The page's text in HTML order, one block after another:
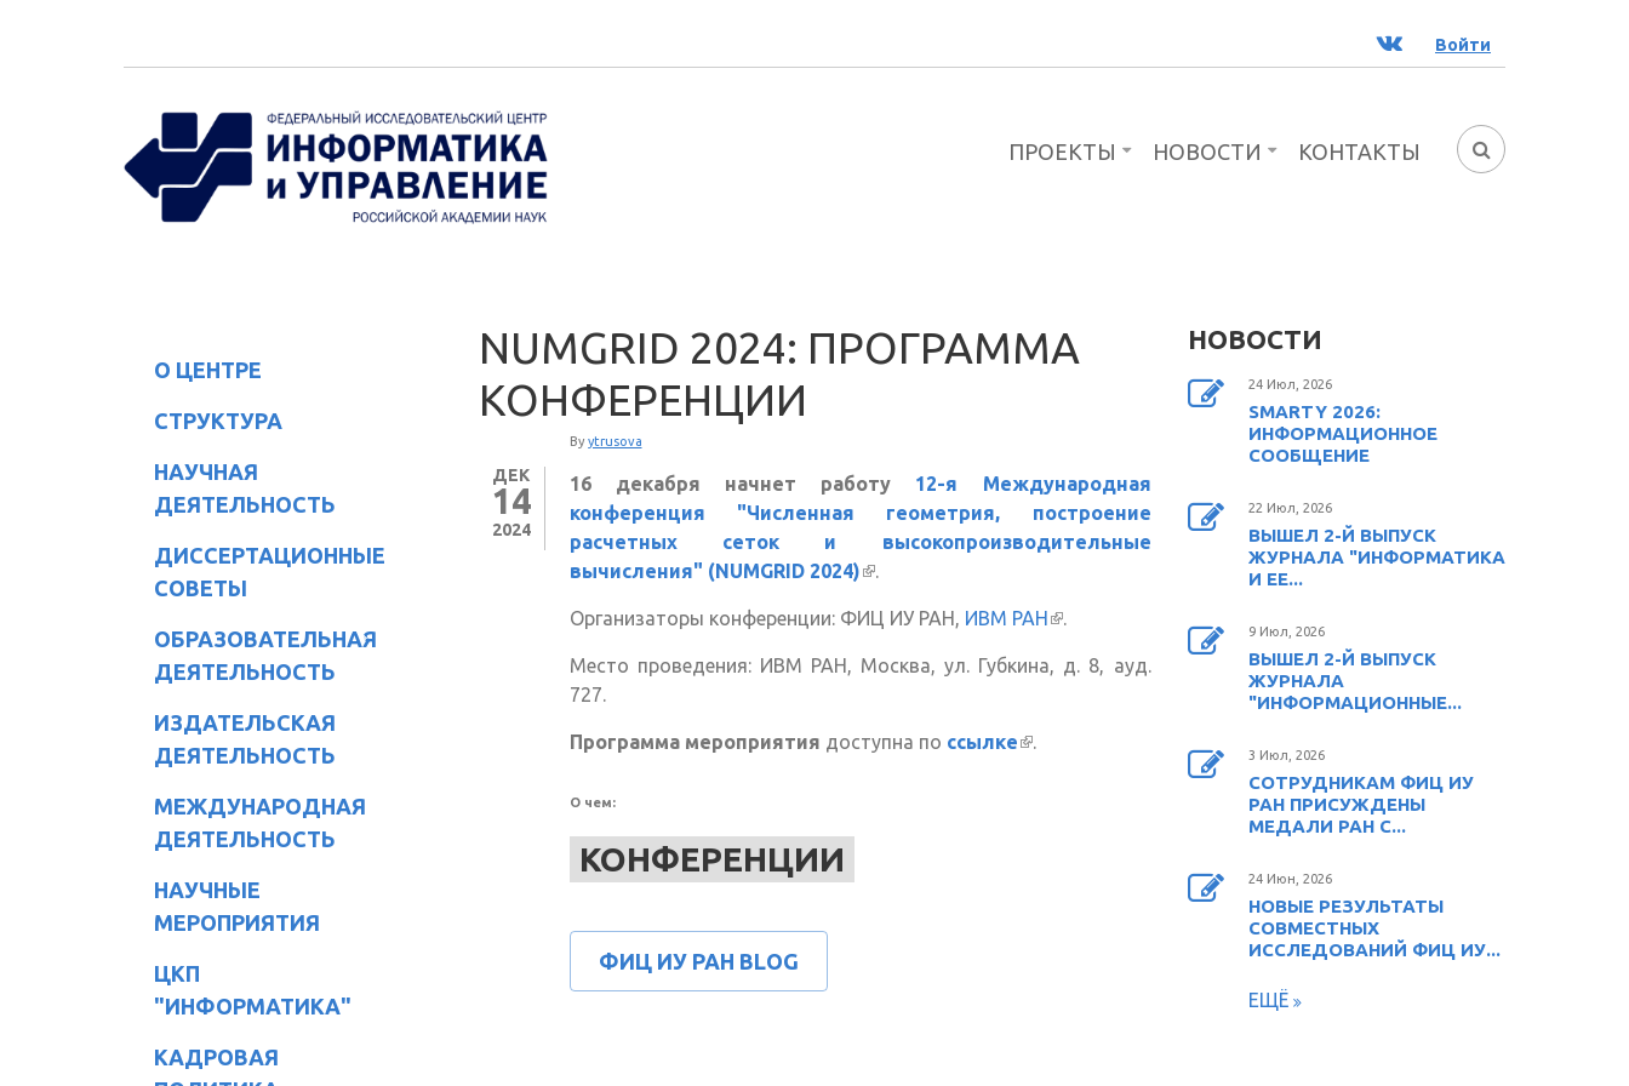
ВК Войти
ФОРМА
ПРОЕКТЫ НОВОСТИ КОНТАКТЫ
О ЦЕНТРЕ
СТРУКТУРА
НАУЧНАЯ
ДЕЯТЕЛЬНОСТЬ
ДИССЕРТАЦИОННЫЕ
СОВЕТЫ
ОБРАЗОВАТЕЛЬНАЯ
ДЕЯТЕЛЬНОСТЬ
ИЗДАТЕЛЬСКАЯ
ДЕЯТЕЛЬНОСТЬ
МЕЖДУНАРОДНАЯ
ДЕЯТЕЛЬНОСТЬ
НАУЧНЫЕ
МЕРОПРИЯТИЯ
ЦКП
"ИНФОРМАТИКА"
КАДРОВАЯ
NUMGRID 2024: ПРОГРАММА
КОНФЕРЕНЦИИ
ДЕК
14
2024
By ytrusova
16 декабря начнет работу 12-я Международная
конференция "Численная геометрия, построение
расчетных сеток и высокопроизводительные
вычисления" (NUMGRID 2024)(внешняя ссылка)
.
Организаторы конференции: ФИЦ ИУ РАН, ИВМ РАН(внешняя
.
Место проведения: ИВМ РАН, Москва, ул. Губкина, д. 8, ауд.
727.
Программа мероприятия доступна по ссылке(внешняя
.
О чем:
КОНФЕРЕНЦИИ
ФИЦ ИУ РАН BLOG
НОВОСТИ
24 Июл, 2026
SMARTY 2026:
ИНФОРМАЦИОННОЕ
СООБЩЕНИЕ
22 Июл, 2026
ВЫШЕЛ 2-Й ВЫПУСК
ЖУРНАЛА "ИНФОРМАТИКА
И ЕЕ...
9 Июл, 2026
ВЫШЕЛ 2-Й ВЫПУСК
ЖУРНАЛА
"ИНФОРМАЦИОННЫЕ...
3 Июл, 2026
СОТРУДНИКАМ ФИЦ ИУ
РАН ПРИСУЖДЕНЫ
МЕДАЛИ РАН С...
24 Июн, 2026
НОВЫЕ РЕЗУЛЬТАТЫ
СОВМЕСТНЫХ
ИССЛЕДОВАНИЙ ФИЦ ИУ...
ЕЩЁ